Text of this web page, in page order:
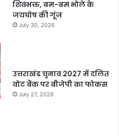
शिवभक्त, बम-बम भोले के
जयघोष की गूंज
July 30, 2026
उत्तराखंड चुनाव 2027 में दलित
वोट बैंक पर बीजेपी का फोकस
July 27, 2026